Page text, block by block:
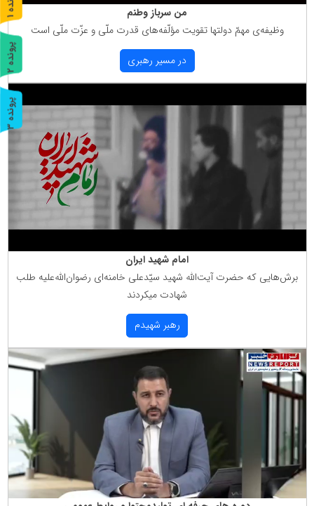
من سرباز وطنم
وظیفه‌ی مهمّ دولتها تقویت مؤلّفه‌های قدرت ملّی و عزّت ملّی است
در مسیر رهبری
امام شهید ایران
برش‌هایی كه حضرت آیت‌الله شهید سیّدعلی خامنه‌ای رضوان‌الله‌علیه طلب
شهادت میكردند
رهبر شهیدم
ر
و
ن
د
ه
پ
ر
و
ن
د
ه
2
پ
ر
و
ن
د
ه
3